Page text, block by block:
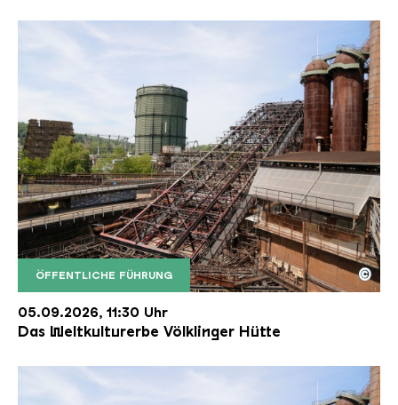
ÖFFENTLICHE FÜHRUNG
Der Erzschrägaufzug der Völklinger Hütte mit
Copyright: Weltkulturerbe Völklinger Hütte | Karl
©
05.09.2026, 11:30 Uhr
Das Weltkulturerbe Völklinger Hütte